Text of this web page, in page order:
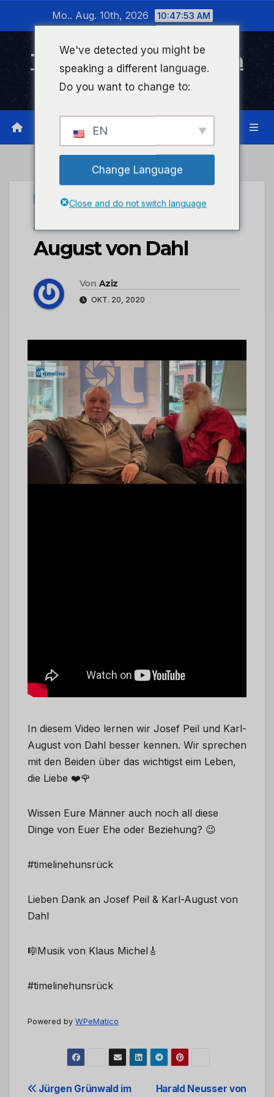
wechseln
Mo.. Aug. 10th, 2026 10:47:54 AM
Timeline Bad Kreuznach
Infonetzwerk für Bad Kreuznach
Josef Peil & Karl-
August von Dahl
Von Aziz
OKT. 20, 2020
In diesem Video lernen wir Josef Peil und Karl-
August von Dahl besser kennen. Wir sprechen
mit den Beiden über das wichtigst eim Leben,
die Liebe ❤️🌹
Wissen Eure Männer auch noch all diese
Dinge von Euer Ehe oder Beziehung? 😉
#timelinehunsrück
Lieben Dank an Josef Peil & Karl-August von
Dahl
🎼Musik von Klaus Michel🎸
#timelinehunsrück
Powered by WPeMatico
Beitrags-
Harald Neusser von
Jürgen Grünwald im
We've detected you might be
speaking a different language.
Do you want to change to:
EN
Change Language
Close and do not switch language